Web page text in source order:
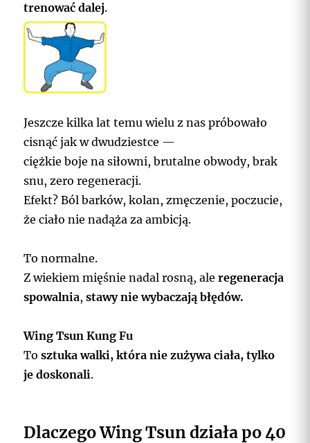
trenować dalej.
Jeszcze kilka lat temu wielu z nas próbowało
cisnąć jak w dwudziestce —
ciężkie boje na siłowni, brutalne obwody, brak
snu, zero regeneracji.
Efekt? Ból barków, kolan, zmęczenie, poczucie,
że ciało nie nadąża za ambicją.
To normalne.
Z wiekiem mięśnie nadal rosną, aleregeneracja
spowalnia,stawy nie wybaczają błędów.
Wing Tsun Kung Fu
Tosztuka walki, która nie zużywa ciała, tylko
je doskonali.
Dlaczego Wing Tsun działa po 40